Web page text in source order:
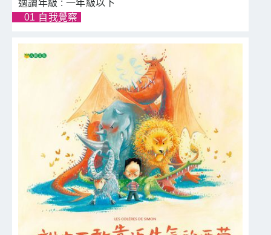
一年級以下
01 自我覺察